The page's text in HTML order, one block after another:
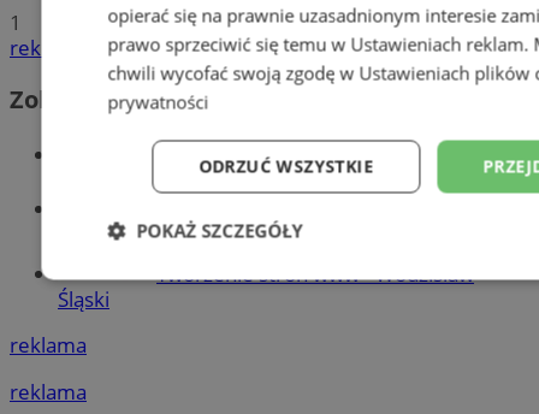
1
reklama
Zobacz również
Wiadomości kryminalne w Wodzisławiu
Tworzenie stron www - Wodzisław
Śląski
reklama
reklama
opierać się na prawnie uzasadnionym interesie
prawo sprzeciwić się temu w Ustawieniach reklam.
chwili wycofać swoją zgodę w Ustawieniach plików
prywatności
ODRZUĆ WSZYSTKIE
POKAŻ SZCZEGÓŁY
Niezbędne Wydajność